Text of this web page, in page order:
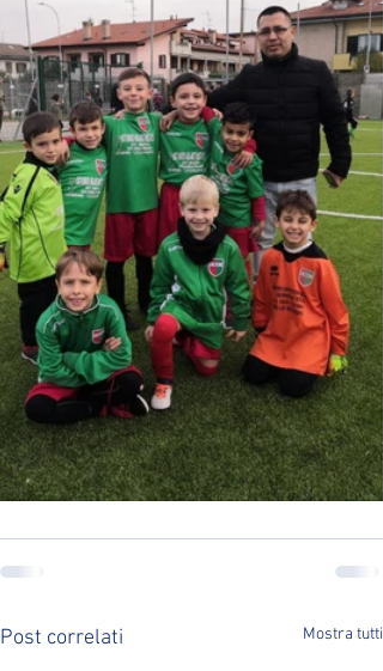
Post correlati Mostra tutti